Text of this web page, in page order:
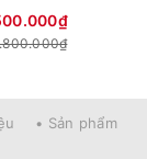
• Sản phẩm